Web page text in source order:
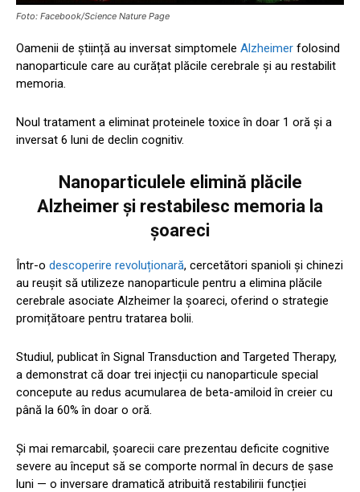
Foto: Facebook/Science Nature Page
Oamenii de știință au inversat simptomele Alzheimer folosind
nanoparticule care au curățat plăcile cerebrale și au restabilit
memoria.
Noul tratament a eliminat proteinele toxice în doar 1 oră și a
inversat 6 luni de declin cognitiv.
Nanoparticulele elimină plăcile
Alzheimer și restabilesc memoria la
șoareci
Într-o descoperire revoluționară, cercetători spanioli și chinezi
au reușit să utilizeze nanoparticule pentru a elimina plăcile
cerebrale asociate Alzheimer la șoareci, oferind o strategie
promițătoare pentru tratarea bolii.
Studiul, publicat în Signal Transduction and Targeted Therapy,
a demonstrat că doar trei injecții cu nanoparticule special
concepute au redus acumularea de beta-amiloid în creier cu
până la 60% în doar o oră.
Și mai remarcabil, șoarecii care prezentau deficite cognitive
severe au început să se comporte normal în decurs de șase
luni — o inversare dramatică atribuită restabilirii funcției